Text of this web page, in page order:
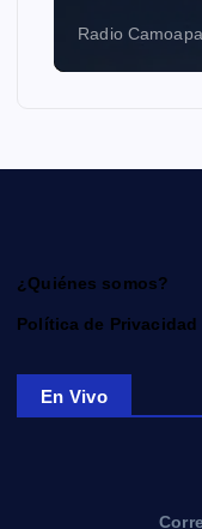
Radio Camoapa
¿Quiénes somos?
Política de Privacidad
En Vivo